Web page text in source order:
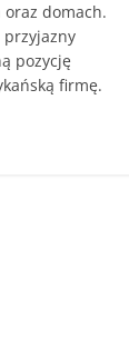
domach.
pozycję
firmę.